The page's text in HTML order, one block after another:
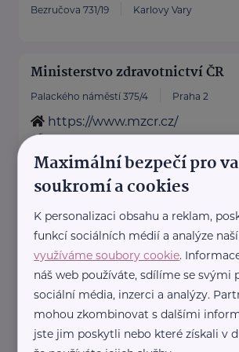
Bezručova 731/19 Karlovy Vary
Ministerstvo zdravotnictví ČR
Palackého náměstí 375/4 Praha 2
https://www.mzcr.cz/
mzcr@mzcr.cz
Nadační fond Úsměv Seniorům
Harmonická 1384/13 Praha
Celý projekt a nápad na tento
nadační fond vznikl na základě
vlastní zkušeností.
Maximální bezpečí pro
soukromí a cookies
K personalizaci obsahu a reklam,
funkcí sociálních médií a analýze
využíváme soubory cookie.
náš web používáte, sdílíme se svými
sociální média, inzerci a analýzy.
mohou zkombinovat s dalšími
jste jim poskytli nebo které získali v